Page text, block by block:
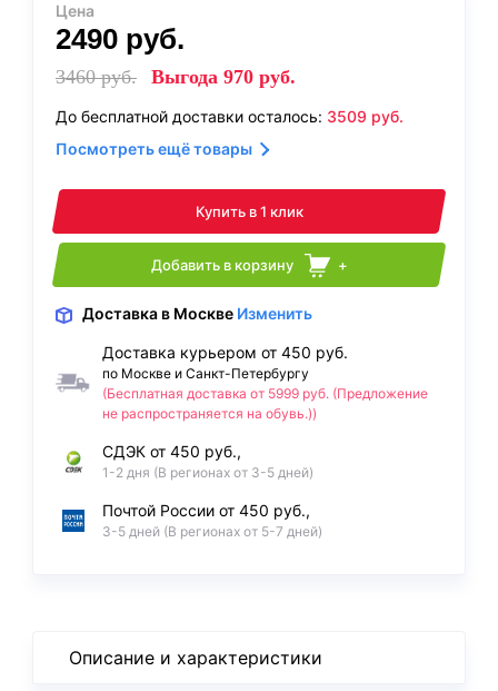
Цена
2490 руб.
3460руб. Выгода 970 руб.
До бесплатной доставки осталось: 3509 руб.
Посмотреть ещё товары
Купить в 1 клик
Добавить в корзину +
Доставка в Москве Изменить
Доставка курьером от 450 руб.
по Москве и Санкт-Петербургу
(Бесплатная доставка от 5999 руб. (Предложение
не распространяется на обувь.))
СДЭК от 450 руб.,
1-2 дня (В регионах от 3-5 дней)
Почтой России от 450 руб.,
3-5 дней (В регионах от 5-7 дней)
Описание и характеристики